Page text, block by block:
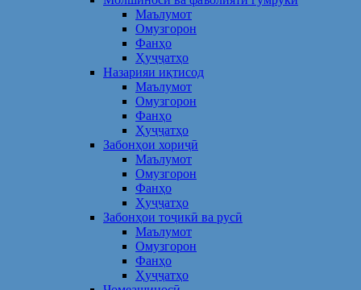
Маълумот
Омузгорон
Фанҳо
Ҳуҷҷатҳо
Назарияи иқтисод
Маълумот
Омузгорон
Фанҳо
Ҳуҷҷатҳо
Забонҳои хориҷӣ
Маълумот
Омузгорон
Фанҳо
Ҳуҷҷатҳо
Забонҳои тоҷикӣ ва русӣ
Маълумот
Омузгорон
Фанҳо
Ҳуҷҷатҳо